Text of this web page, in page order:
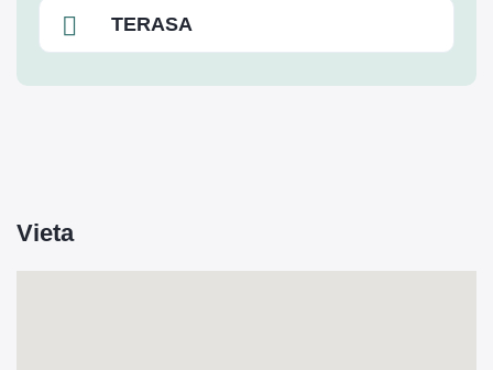
TERASA
Vieta